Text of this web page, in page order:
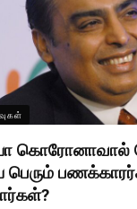
கொரோனாவால்
பெரும்